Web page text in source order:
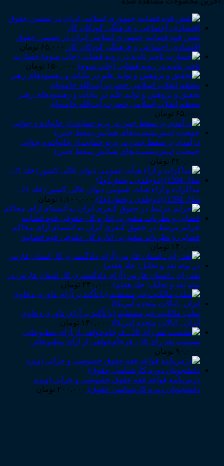
نقش قوه قضاییه جمهوری اسلامی ایران در تضمین حقوق
اقتصادی، اجتماعی و فرهنگی کودکان کار
۶۵,۰۰۰ تومان
خسارت
تاخیر تادیه در رویه قضایی (چاپ سوم) ۱۵۰,۰۰۰ تومان
تحقیق و پژوهش و تولید علم در بیانات و رهنمودهای رهبر
معظم انقلاب اسلامی حضرت آیت‌الله خامنه‌ای
۶۵,۰۰۰ تومان
درآمدی بر سقط جنین در پرتو حمایت از خانواده و جوانی
جمعیت (پیش‌نشست‌های همایش سقط جنین)
۳۲۰,۰۰۰ تومان
مذاکرات و آراء هیأت عمومی دیوان عالی کشور (جلد 21 ـ
سال 1394) (دوجلدی ـ بخش1و2)
۱,۱۰۰,۰۰۰ تومان
جرایم مرتبط در حقوق کیفری ایران به انضمام آرای محاکم
قضایی و نظریات مشورتی اداره کل حقوقی قوه قضاییه
۱۴۰,۰۰۰ تومان
نقد رای ـ استان فارس (آرای دادگستری کل استان فارس در
بوته نقد و تحلیل؛ جلد هفتم) ۲۴۰,۰۰۰ تومان
سلب مالکیت غیرمستقیم (با تأکید بر آرای داوری دعاوی
ایران ـ ایالات متحده آمریکا) ۱۳۰,۰۰۰ تومان
نشست نقد رأی 38 ـ فرجام‌خواهی از آرای مطبوعاتی
۹۰,۰۰۰ تومان
درس‌نامه قواعد فقه حقوق خصوصی و جزایی (ویژه
دانشجویان دوره کارشناسی حقوق) ۲۰۰,۰۰۰ تومان